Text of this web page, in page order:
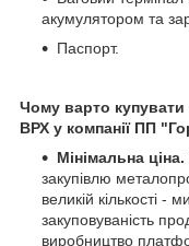
акумулятором та
Паспорт.
Чому варто купувати
ВРХ у компанії ПП
Мінімальна ціна.
закупівлю
великій кількості -
закуповуваність
виробництво